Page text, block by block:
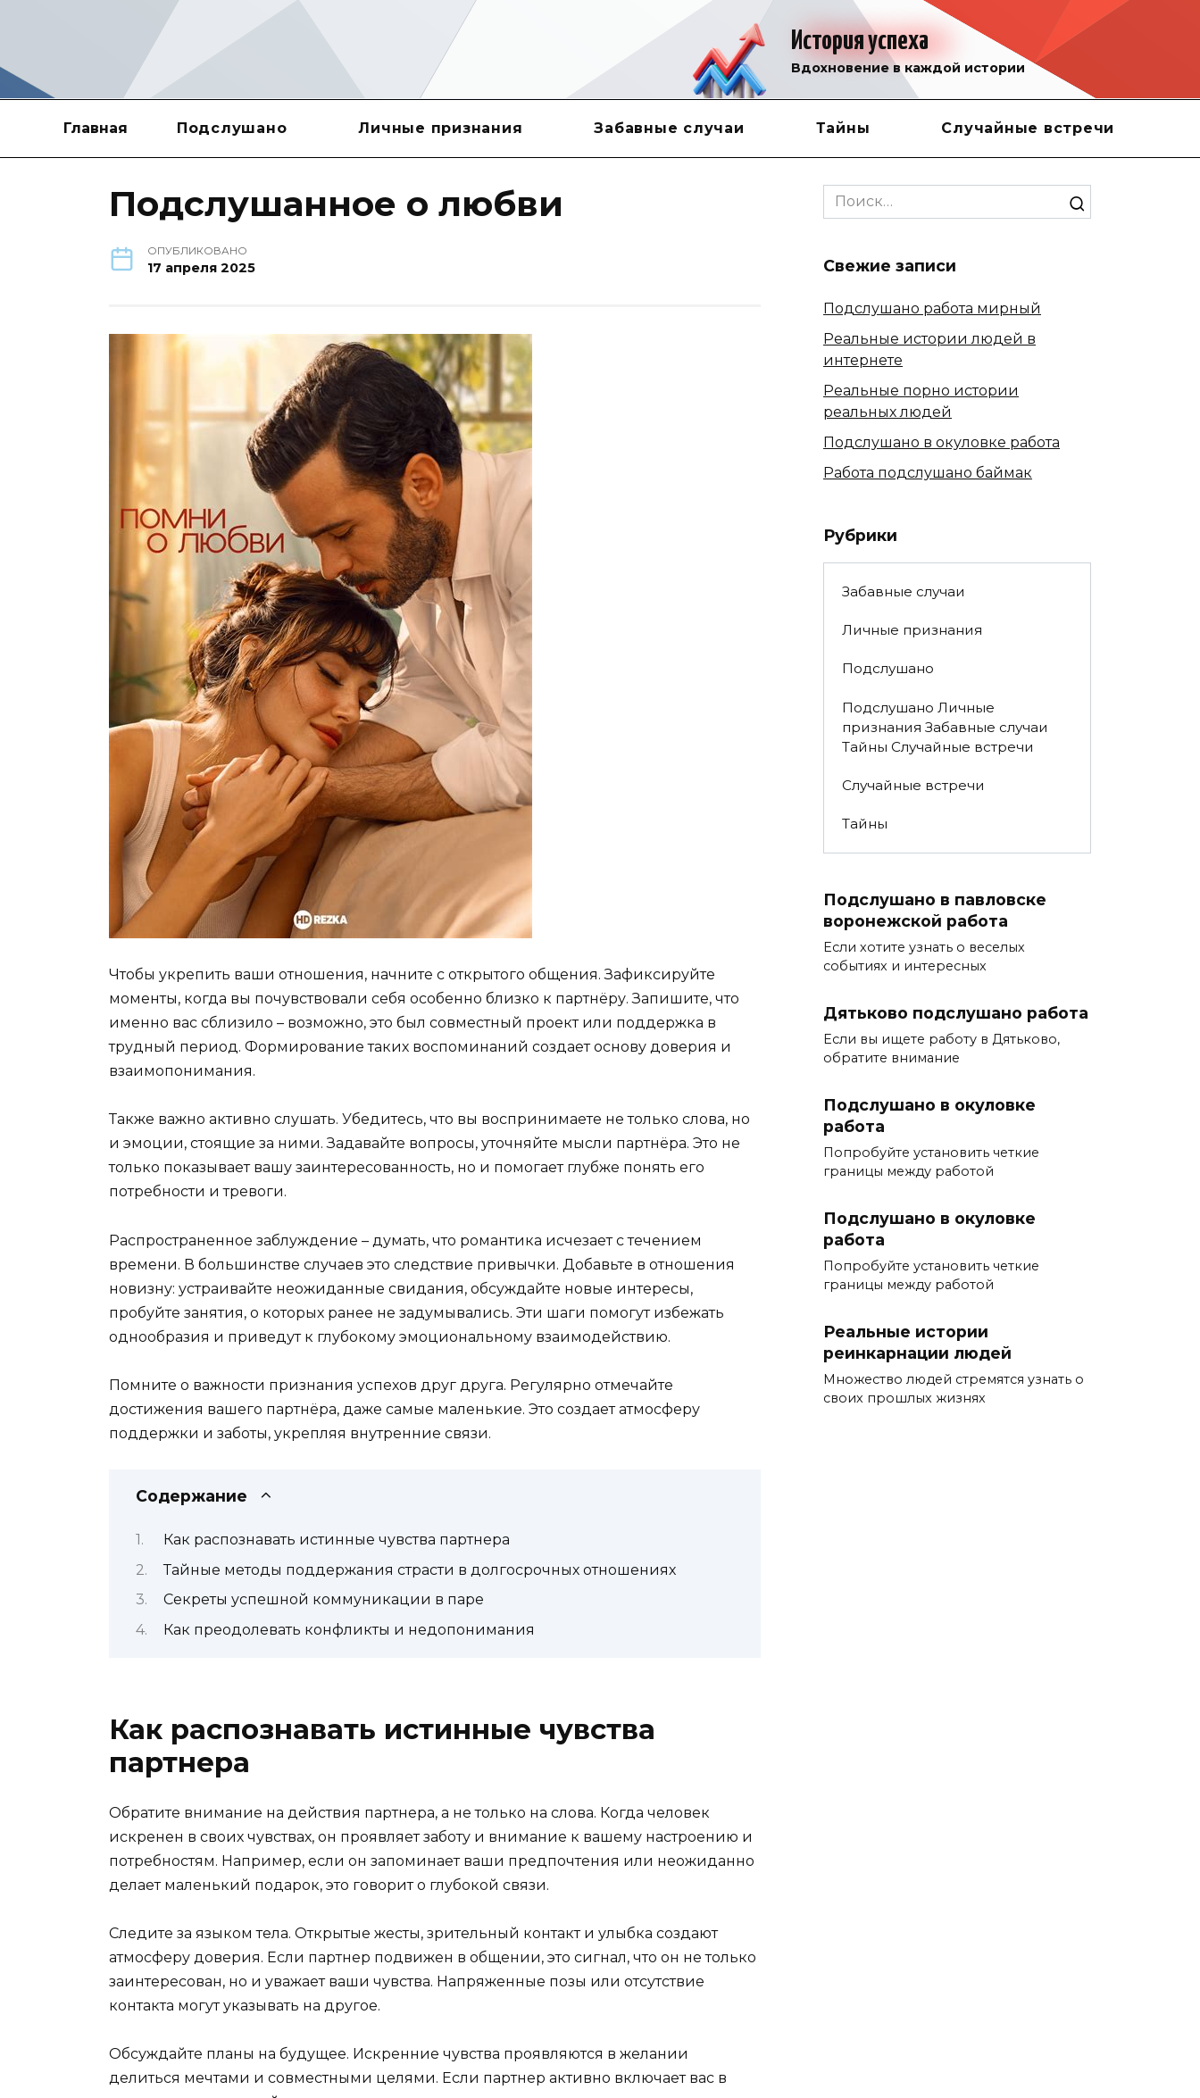
История успеха
Вдохновение в каждой истории
Главная Подслушано Личные признания Забавные случаи Тайны Случайные встречи
Подслушанное о любви
ОПУБЛИКОВАНО
17 апреля 2025
Чтобы укрепить ваши отношения, начните с открытого общения. Зафиксируйте
моменты, когда вы почувствовали себя особенно близко к партнёру. Запишите, что
именно вас сблизило – возможно, это был совместный проект или поддержка в
трудный период. Формирование таких воспоминаний создает основу доверия и
взаимопонимания.
Также важно активно слушать. Убедитесь, что вы воспринимаете не только слова, но
и эмоции, стоящие за ними. Задавайте вопросы, уточняйте мысли партнёра. Это не
только показывает вашу заинтересованность, но и помогает глубже понять его
потребности и тревоги.
Распространенное заблуждение – думать, что романтика исчезает с течением
времени. В большинстве случаев это следствие привычки. Добавьте в отношения
новизну: устраивайте неожиданные свидания, обсуждайте новые интересы,
пробуйте занятия, о которых ранее не задумывались. Эти шаги помогут избежать
однообразия и приведут к глубокому эмоциональному взаимодействию.
Помните о важности признания успехов друг друга. Регулярно отмечайте
достижения вашего партнёра, даже самые маленькие. Это создает атмосферу
поддержки и заботы, укрепляя внутренние связи.
Содержание
Как распознавать истинные чувства партнера
Тайные методы поддержания страсти в долгосрочных отношениях
Секреты успешной коммуникации в паре
Как преодолевать конфликты и недопонимания
Как распознавать истинные чувства
партнера
Обратите внимание на действия партнера, а не только на слова. Когда человек
искренен в своих чувствах, он проявляет заботу и внимание к вашему настроению и
потребностям. Например, если он запоминает ваши предпочтения или неожиданно
делает маленький подарок, это говорит о глубокой связи.
Следите за языком тела. Открытые жесты, зрительный контакт и улыбка создают
атмосферу доверия. Если партнер подвижен в общении, это сигнал, что он не только
заинтересован, но и уважает ваши чувства. Напряженные позы или отсутствие
контакта могут указывать на другое.
Обсуждайте планы на будущее. Искренние чувства проявляются в желании
делиться мечтами и совместными целями. Если партнер активно включает вас в
Search
for:
Свежие записи
Подслушано работа мирный
Реальные истории людей в
интернете
Реальные порно истории
реальных людей
Подслушано в окуловке работа
Работа подслушано баймак
Рубрики
Забавные случаи
Личные признания
Подслушано
Подслушано Личные
признания Забавные случаи
Тайны Случайные встречи
Случайные встречи
Тайны
Подслушано в павловске
воронежской работа
Если хотите узнать о веселых
событиях и интересных
Дятьково подслушано работа
Если вы ищете работу в Дятьково,
обратите внимание
Подслушано в окуловке
работа
Попробуйте установить четкие
границы между работой
Подслушано в окуловке
работа
Попробуйте установить четкие
границы между работой
Реальные истории
реинкарнации людей
Множество людей стремятся узнать о
своих прошлых жизнях